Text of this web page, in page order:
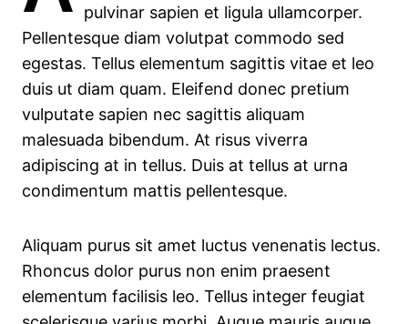
pulvinar sapien et ligula ullamcorper.
Pellentesque diam volutpat commodo sed
egestas. Tellus elementum sagittis vitae et leo
duis ut diam quam. Eleifend donec pretium
vulputate sapien nec sagittis aliquam
malesuada bibendum. At risus viverra
adipiscing at in tellus. Duis at tellus at urna
condimentum mattis pellentesque.
Aliquam purus sit amet luctus venenatis lectus.
Rhoncus dolor purus non enim praesent
elementum facilisis leo. Tellus integer feugiat